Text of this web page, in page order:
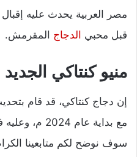
مصر العربية يحدث عليه
قبل محبي الدجاج المقرمش.
منيو كنتاكي الجديد
إن دجاج كنتاكي، قد قام
مع بداية عام
سوف نوضح لكم متابعينا